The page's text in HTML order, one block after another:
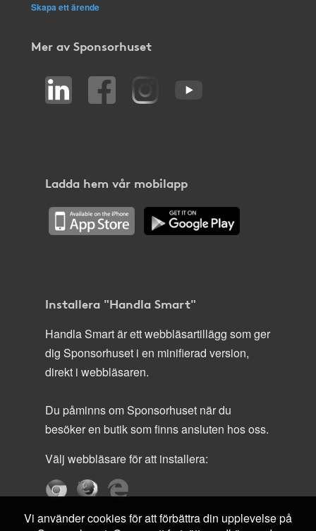
Skapa ett ärende
Mer av Sponsorhuset
Ladda hem vår mobilapp
Installera "Handla Smart"
Handla Smart är ett webbläsartillägg som ger
dig Sponsorhuset i en minifierad version,
direkt i webbläsaren.
Du påminns om Sponsorhuset när du
besöker en butik som finns ansluten hos oss.
Välj webbläsare för att installera:
Vi använder cookies för att förbättra din upplevelse på